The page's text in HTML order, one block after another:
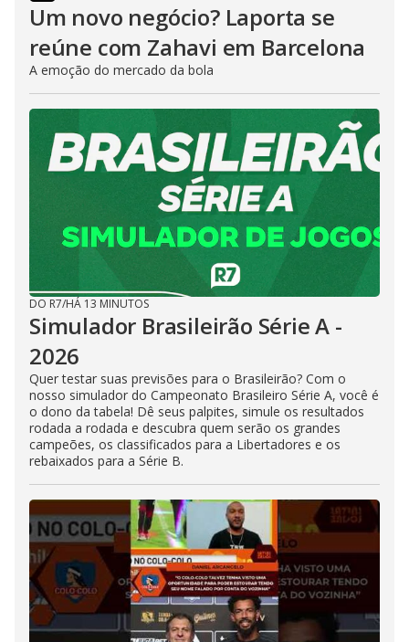
Um novo negócio? Laporta se
reúne com Zahavi em Barcelona
A emoção do mercado da bola
DO R7/HÁ 13 MINUTOS
Simulador Brasileirão Série A -
2026
Quer testar suas previsões para o Brasileirão? Com o
nosso simulador do Campeonato Brasileiro Série A, você é
o dono da tabela! Dê seus palpites, simule os resultados
rodada a rodada e descubra quem serão os grandes
campeões, os classificados para a Libertadores e os
rebaixados para a Série B.